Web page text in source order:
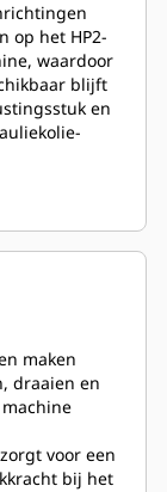
op het HP2-
waardoor
blijft
en
de machine
maakt
met 3D
maken
draaien en
voor een
bij het